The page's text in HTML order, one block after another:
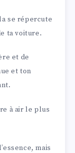
se répercute
ta voiture.
et de
et ton
à air le plus
mais